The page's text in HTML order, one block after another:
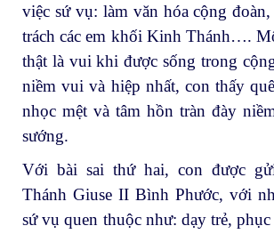
việc sứ vụ: làm văn hóa cộng
trách các em khối Kinh Thánh….
thật là vui khi được sống trong
niềm vui và hiệp nhất, con thấy
nhọc mệt và tâm hồn tràn đày
sướng.
Với bài sai thứ hai, con được
Thánh Giuse II Bình Phước, với
sứ vụ quen thuộc như: dạy trẻ,